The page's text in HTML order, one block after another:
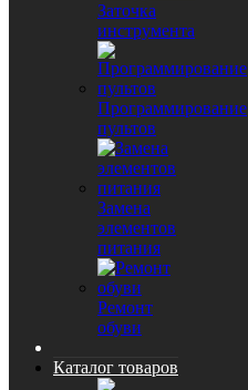
Заточка
инструмента
Программирование
пультов
Замена
элементов
питания
Ремонт
обуви
Каталог товаров